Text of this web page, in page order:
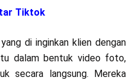
Tiktok
di inginkan klien dengan
dalam bentuk video foto,
secara langsung. Mereka